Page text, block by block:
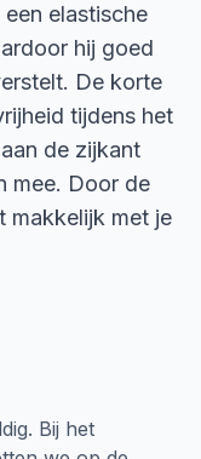
elastische
hij goed
De korte
tijdens het
de zijkant
mee. Door de
makkelijk met je
Bij het